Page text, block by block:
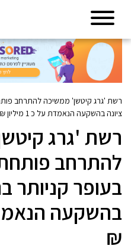
רשת 'גרג קיטשן' ממשיכה להתרחב
ציונה בהשקעה הנאמדת על כ 1 מיליון ₪
רשת 'גרג
להתרחב
בעופר קניותר
₪